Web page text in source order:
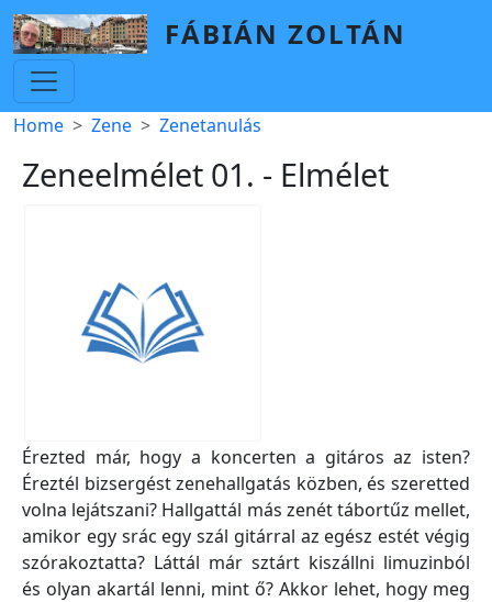
Skip to main content
FÁBIÁN ZOLTÁN
Breadcrumb
Home Zene Zenetanulás
Zeneelmélet 01. - Elmélet
Érezted már, hogy a koncerten a gitáros az isten?
Éreztél bizsergést zenehallgatás közben, és szeretted
volna lejátszani? Hallgattál más zenét tábortűz mellet,
amikor egy srác egy szál gitárral az egész estét végig
szórakoztatta? Láttál már sztárt kiszállni limuzinból
és olyan akartál lenni, mint ő? Akkor lehet, hogy meg